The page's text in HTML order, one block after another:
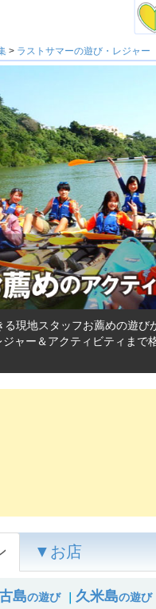
> ラストサマーの遊び・レジャー
現地スタッフお薦めの遊び
ャー＆アクティビティまで
▼お店
島の遊び 久米島の遊び